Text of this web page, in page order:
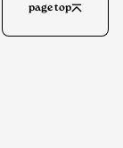
page top